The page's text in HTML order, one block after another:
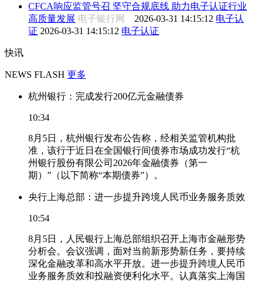
CFCA响应监管号召 坚守合规底线 助力电子认证行业
高质量发展 电子银行网 2026-03-31 14:15:12 电子认
证 2026-03-31 14:15:12 电子认证
快讯
NEWS FLASH 更多
杭州银行：完成发行200亿元金融债券
10:34
8月5日，杭州银行发布公告称，经相关监管机构批
准，该行于近日在全国银行间债券市场成功发行“杭
州银行股份有限公司2026年金融债券（第一
期）”（以下简称“本期债券”）。
央行上海总部：进一步提升跨境人民币业务服务质效
10:54
8月5日，人民银行上海总部组织召开上海市金融形势
分析会。会议强调，面对当前新形势新任务，要持续
深化金融改革和高水平开放。进一步提升跨境人民币
业务服务质效和投融资便利化水平。认真落实上海国